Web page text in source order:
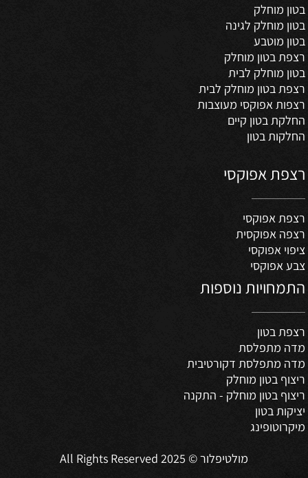
בטון מוחלק
בטון מוחלק לגינה
בטון מוטבע
רצפת בטון מוחלק
בטון מוחלק לבית
רצפת בטון מוחלק לבית
רצפות אפוקסי מעוצבות
החלקת בטון קיים
החלקות בטון
רצפת אפוקסי
רצפת אפוקסי
רצפה אפוקסית
ציפוי אפוקסי
צבע אפוקסי
התמחויות נוספות
רצפת בטון
מדה מתפלסת
מדה מתפלסת דקורטיבית
ריצוף בטון מוחלק
ריצוף בטון מוחלק - התקנה
יציקות בטון
מיקרוטופינג
מולטיפלור © 2025 All Rights Reserved